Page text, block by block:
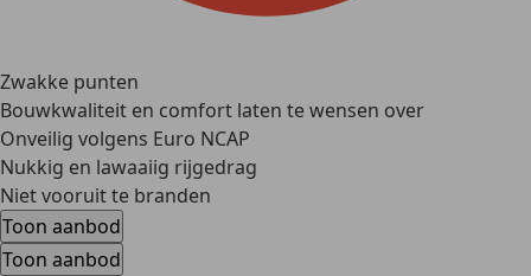
Zwakke punten
Bouwkwaliteit en comfort laten te wensen over
Onveilig volgens Euro NCAP
Nukkig en lawaaiig rijgedrag
Niet vooruit te branden
Toon aanbod
Toon aanbod